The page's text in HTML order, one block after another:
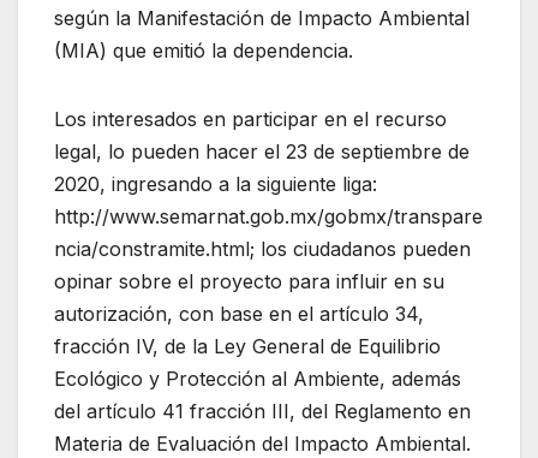
según la Manifestación de Impacto Ambiental
(MIA) que emitió la dependencia.
Los interesados en participar en el recurso
legal, lo pueden hacer el 23 de septiembre de
2020, ingresando a la siguiente liga:
http://www.semarnat.gob.mx/gobmx/transpare
ncia/constramite.html; los ciudadanos pueden
opinar sobre el proyecto para influir en su
autorización, con base en el artículo 34,
fracción IV, de la Ley General de Equilibrio
Ecológico y Protección al Ambiente, además
del artículo 41 fracción III, del Reglamento en
Materia de Evaluación del Impacto Ambiental.